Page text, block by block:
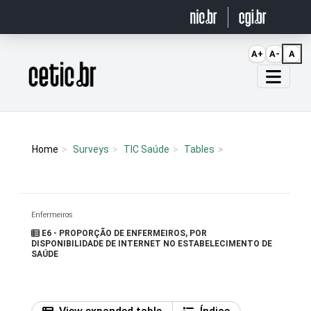
Página inicial
Home Surveys TIC Saúde Tables
Enfermeiros
E6 - PROPORÇÃO DE ENFERMEIROS, POR
DISPONIBILIDADE DE INTERNET NO ESTABELECIMENTO DE
SAÚDE
A+ A- A